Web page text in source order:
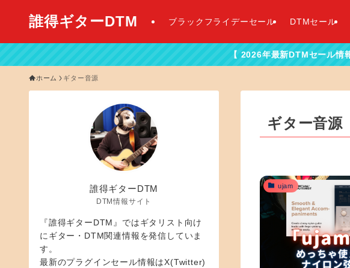
誰得ギターDTM ブラックフライデーセール DTMセール
【 2026年最新DTMセール情報はこちらから！】
ホーム ギター音源
ギター音源
ujam
誰得ギターDTM
DTM情報サイト
『誰得ギターDTM』ではギタリスト向け
にギター・DTM関連情報を発信していま
す。
最新のプラグインセール情報はX(Twitter)